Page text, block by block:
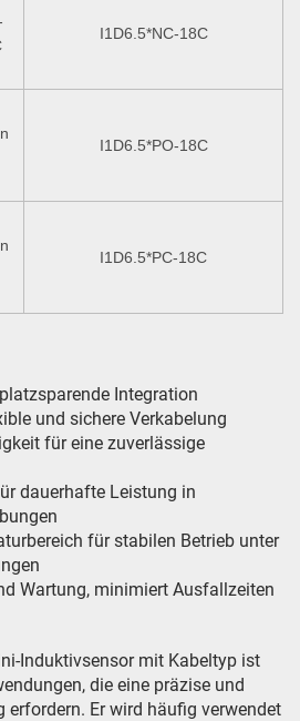
I1D6.5*NC-18C
I1D6.5*PO-18C
I1D6.5*PC-18C
Integration
und sichere Verkabelung
für eine zuverlässige
dauerhafte Leistung in
für stabilen Betrieb unter
Wartung, minimiert Ausfallzeiten
Induktivsensor mit Kabeltyp ist
die eine präzise und
erfordern. Er wird häufig verwendet